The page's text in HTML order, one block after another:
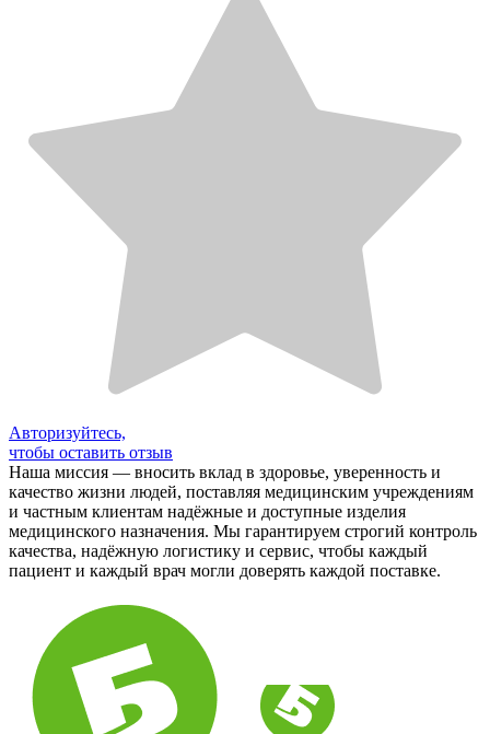
Авторизуйтесь,
чтобы оставить отзыв
Наша миссия — вносить вклад в здоровье, уверенность и
качество жизни людей, поставляя медицинским учреждениям
и частным клиентам надёжные и доступные изделия
медицинского назначения. Мы гарантируем строгий контроль
качества, надёжную логистику и сервис, чтобы каждый
пациент и каждый врач могли доверять каждой поставке.